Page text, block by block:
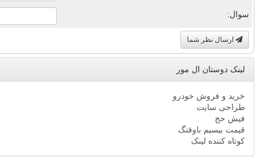
سوال:
ارسال نظر شما
لینک دوستان ال مور
خرید و فروش خودرو
طراحی سایت
فیش حج
قیمت بیسیم باوفنگ
کوتاه کننده لینک